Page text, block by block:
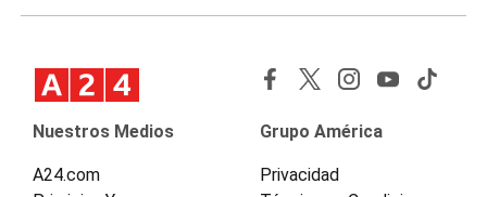
Nuestros Medios
A24.com
Grupo América
Privacidad